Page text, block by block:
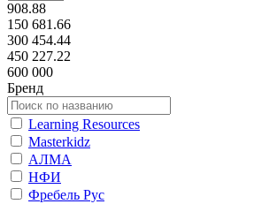
908.88
150 681.66
300 454.44
450 227.22
600 000
Бренд
Learning Resources
Masterkidz
АЛМА
НФИ
Фребель Рус